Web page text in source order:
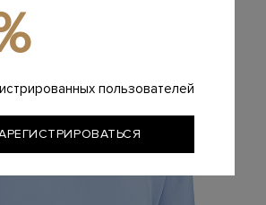
пользователей